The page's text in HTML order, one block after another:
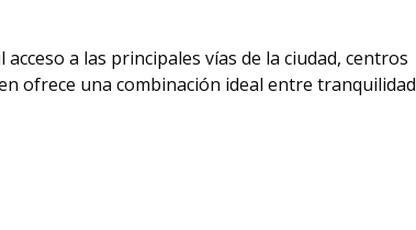
a las principales vías de la ciudad, centros
ofrece una combinación ideal entre tranquilidad